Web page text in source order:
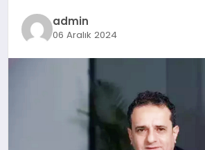
admin
06 Aralık 2024